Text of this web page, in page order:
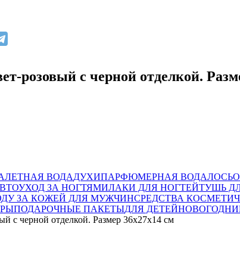
розовый с черной отделкой.
ВОДАДУХИПАРФЮМЕРНАЯ ВОДА
УХОД ЗА НОГТЯМИЛАКИ ДЛЯ НОГТЕЙТУШЬ
ЗА КОЖЕЙ ДЛЯ МУЖЧИНСРЕДСТВА
ПОДАРОЧНЫЕ ПАКЕТЫДЛЯ ДЕТЕЙ
с черной отделкой. Размер 36х27х14 см